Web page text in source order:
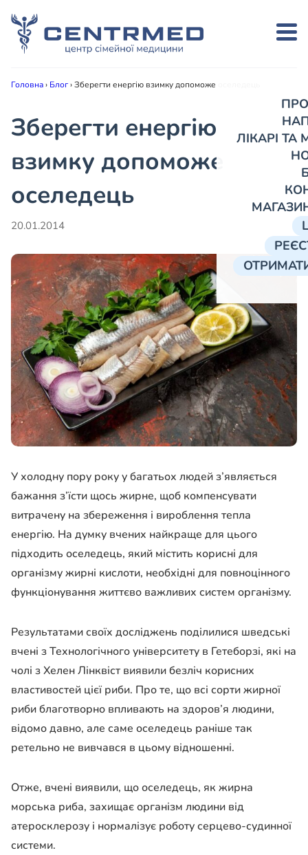
ЛІКАРІ
Головна› Блог›Зберегти енергію взимку допоможе оселедець
Зберегти енергію
взимку допоможе
оселедець
20.01.2014
У холодну пору року у багатьох людей з’являється
бажання з’їсти щось жирне, щоб компенсувати
витрачену на збереження і вироблення тепла
енергію. На думку вчених найкраще для цього
підходить оселедець, який містить корисні для
організму жирні кислоти, необхідні для повноцінного
функціонування життєво важливих систем організму.
Результатами своїх досліджень поділилися шведські
вчені з Технологічного університету в Гетеборзі, які на
чолі з Хелен Лінквіст виявили безліч корисних
властивостей цієї риби. Про те, що всі сорти жирної
риби благотворно впливають на здоров’я людини,
відомо давно, але саме оселедець раніше так
ретельно не вивчався в цьому відношенні.
Отже, вчені виявили, що оселедець, як жирна
морська риба, захищає організм людини від
атеросклерозу і нормалізує роботу серцево-судинної
системи.